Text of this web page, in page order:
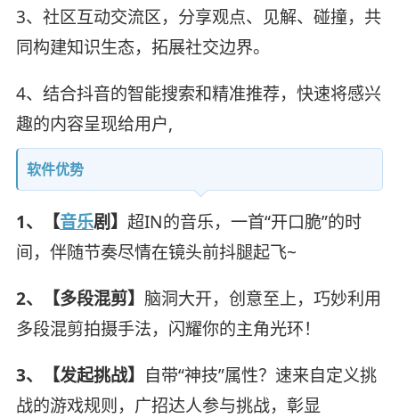
3、社区互动交流区，分享观点、见解、碰撞，共
同构建知识生态，拓展社交边界。
4、结合抖音的智能搜索和精准推荐，快速将感兴
趣的内容呈现给用户,
软件优势
1、【音乐剧】 超IN的音乐，一首“开口脆”的时
间，伴随节奏尽情在镜头前抖腿起飞~
2、【多段混剪】 脑洞大开，创意至上，巧妙利用
多段混剪拍摄手法，闪耀你的主角光环！
3、【发起挑战】
自带“神技”属性？速来自定义挑
战的游戏规则，广招达人参与挑战，彰显